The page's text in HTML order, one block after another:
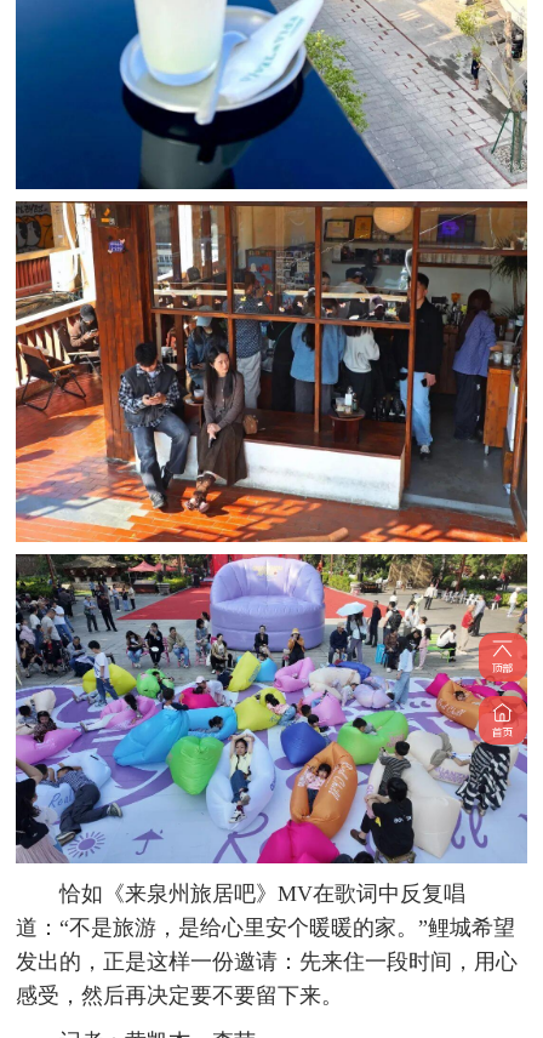
恰如《来泉州旅居吧》MV在歌词中反复唱
道：“不是旅游，是给心里安个暖暖的家。”鲤城希望
发出的，正是这样一份邀请：先来住一段时间，用心
感受，然后再决定要不要留下来。